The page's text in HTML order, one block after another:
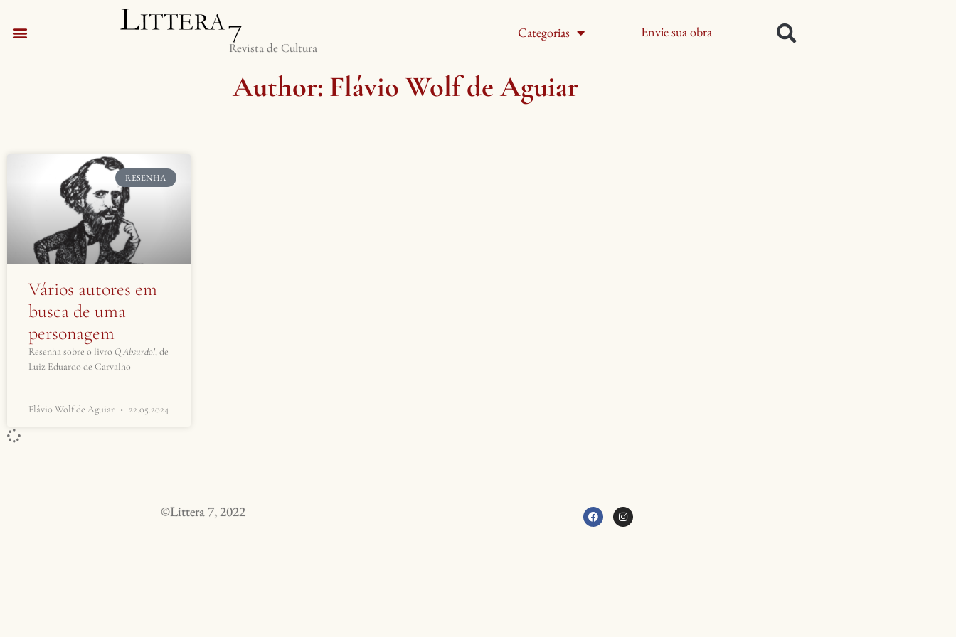
Revista de Cultura
Categorias Envie sua obra
Author: Flávio Wolf de Aguiar
RESENHA
Vários autores em
busca de uma
personagem
Resenha sobre o livro Q Absurdo!, de
Luiz Eduardo de Carvalho
Flávio Wolf de Aguiar 22.05.2024
©Littera 7, 2022